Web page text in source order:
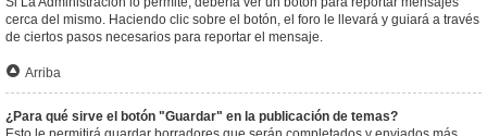
cerca del mismo. Haciendo clic sobre el botón, el foro le llevará y guiará a través
de ciertos pasos necesarios para reportar el mensaje.
Arriba
¿Para qué sirve el botón "Guardar" en la publicación de temas?